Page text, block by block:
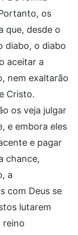
os
que, desde o
diabo, o diabo
aceitar a
nem exaltarão
Cristo.
os veja julgar
e embora eles
e pagar
chance,
a
com Deus se
lutarem
reino